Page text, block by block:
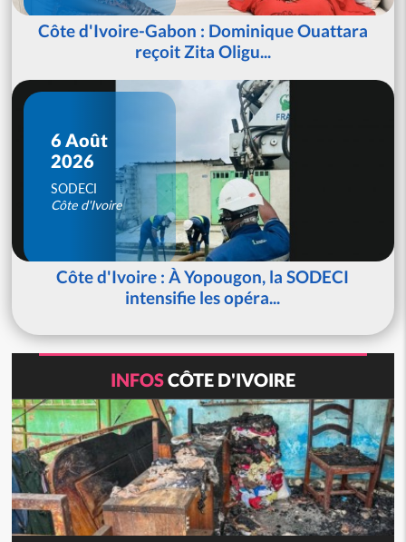
Côte d'Ivoire-Gabon : Dominique Ouattara
reçoit Zita Oligu...
6 Août
2026
SODECI
Côte d'Ivoire
Côte d'Ivoire : À Yopougon, la SODECI
intensifie les opéra...
INFOSCÔTE D'IVOIRE